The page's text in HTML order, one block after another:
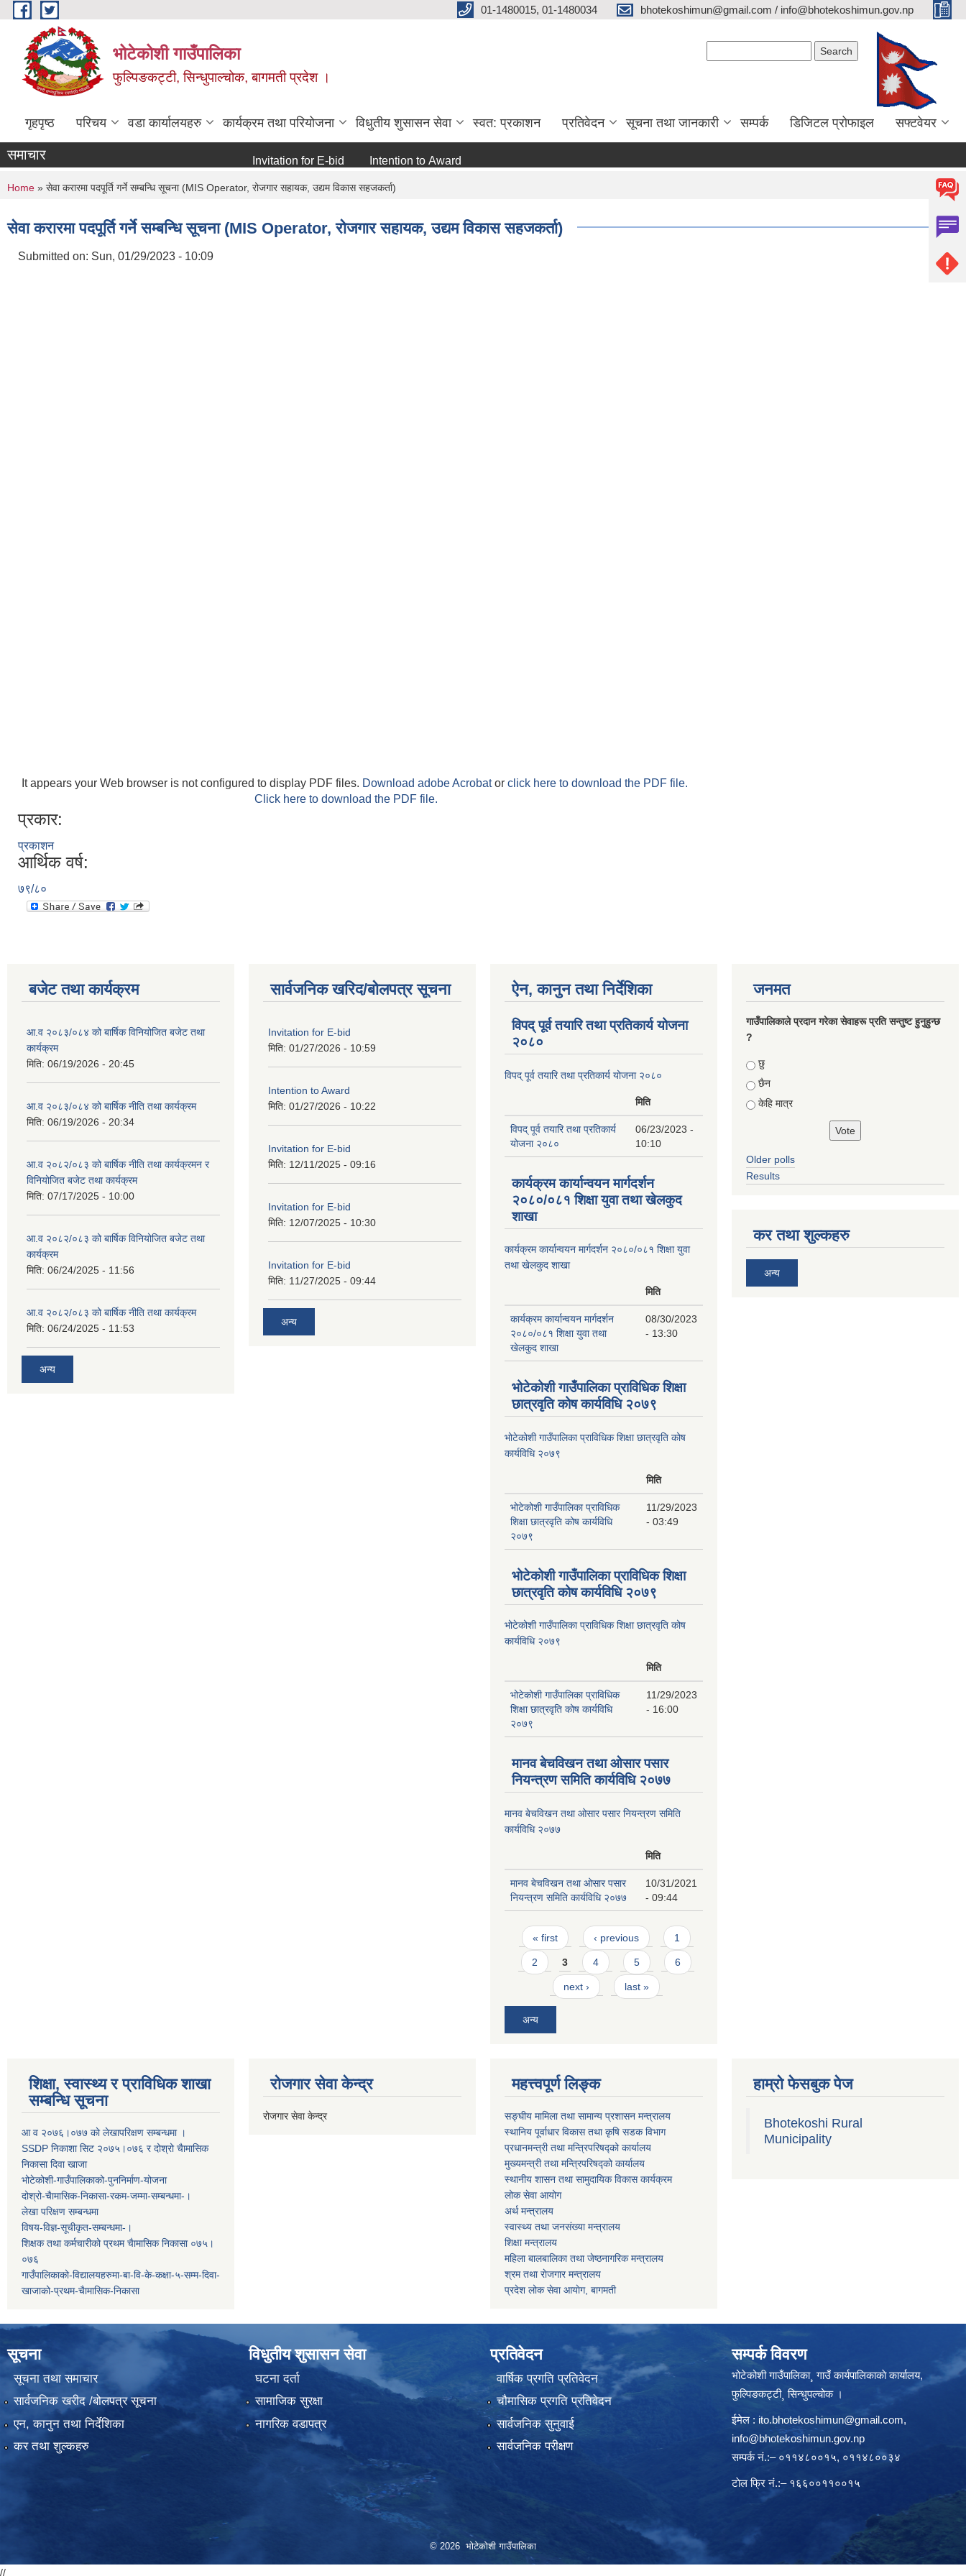
Skip to main content 01-1480015, 01-1480034 bhotekoshimun@gmail.com / info@bhotekoshimun.gov.np
भोटेकोशी गाउँपालिका
फुल्पिङकट्टी, सिन्धुपाल्चोक, बागमती प्रदेश ।
गृहपृष्ठ परिचय वडा कार्यालयहरु कार्यक्रम तथा परियोजना विधुतीय शुसासन सेवा स्वत: प्रकाशन प्रतिवेदन सूचना तथा जानकारी सम्पर्क डिजिटल प्रोफाइल सफ्टवेयर
समाचार Invitation for E-bid Intention to Award जो जस संग सम्बन्धित छ ।
You are here
Home » सेवा करारमा पदपूर्ति गर्ने सम्बन्धि सूचना (MIS Operator, रोजगार सहायक, उद्यम विकास सहजकर्ता)
सेवा करारमा पदपूर्ति गर्ने सम्बन्धि सूचना (MIS Operator, रोजगार सहायक, उद्यम विकास सहजकर्ता)
Submitted on: Sun, 01/29/2023 - 10:09
It appears your Web browser is not configured to display PDF files. Download adobe Acrobator click here to download the PDF file.
Click here to download the PDF file.
प्रकार:
प्रकाशन
आर्थिक वर्ष:
७९/८०
बजेट तथा कार्यक्रम
आ.व २०८३/०८४ को बार्षिक विनियोजित बजेट तथा
कार्यक्रम
मिति: 06/19/2026 - 20:45
आ.व २०८३/०८४ को बार्षिक नीति तथा कार्यक्रम
मिति: 06/19/2026 - 20:34
आ.व २०८२/०८३ को बार्षिक नीति तथा कार्यक्रमन र
विनियोजित बजेट तथा कार्यक्रम
मिति: 07/17/2025 - 10:00
आ.व २०८२/०८३ को बार्षिक विनियोजित बजेट तथा
कार्यक्रम
मिति: 06/24/2025 - 11:56
आ.व २०८२/०८३ को बार्षिक नीति तथा कार्यक्रम
मिति: 06/24/2025 - 11:53
अन्य
सार्वजनिक खरिद/बोलपत्र सूचना
Invitation for E-bid
मिति: 01/27/2026 - 10:59
Intention to Award
मिति: 01/27/2026 - 10:22
Invitation for E-bid
मिति: 12/11/2025 - 09:16
Invitation for E-bid
मिति: 12/07/2025 - 10:30
Invitation for E-bid
मिति: 11/27/2025 - 09:44
अन्य
ऐन, कानुन तथा निर्देशिका
विपद् पूर्व तयारि तथा प्रतिकार्य योजना
२०८०
विपद् पूर्व तयारि तथा प्रतिकार्य योजना २०८०
मिति
विपद् पूर्व तयारि तथा प्रतिकार्य
योजना २०८०
06/23/2023 -
10:10
कार्यक्रम कार्यान्वयन मार्गदर्शन
२०८०/०८१ शिक्षा युवा तथा खेलकुद
शाखा
कार्यक्रम कार्यान्वयन मार्गदर्शन २०८०/०८१ शिक्षा युवा
तथा खेलकुद शाखा
मिति
कार्यक्रम कार्यान्वयन मार्गदर्शन
२०८०/०८१ शिक्षा युवा तथा
खेलकुद शाखा
08/30/2023
- 13:30
भोटेकोशी गाउँपालिका प्राविधिक शिक्षा
छात्रवृति कोष कार्यविधि २०७९
भोटेकोशी गाउँपालिका प्राविधिक शिक्षा छात्रवृति कोष
कार्यविधि २०७९
मिति
भोटेकोशी गाउँपालिका प्राविधिक
शिक्षा छात्रवृति कोष कार्यविधि
२०७९
11/29/2023
- 03:49
भोटेकोशी गाउँपालिका प्राविधिक शिक्षा
छात्रवृति कोष कार्यविधि २०७९
भोटेकोशी गाउँपालिका प्राविधिक शिक्षा छात्रवृति कोष
कार्यविधि २०७९
मिति
भोटेकोशी गाउँपालिका प्राविधिक
शिक्षा छात्रवृति कोष कार्यविधि
२०७९
11/29/2023
- 16:00
मानव बेचविखन तथा ओसार पसार
नियन्त्रण समिति कार्यविधि २०७७
मानव बेचविखन तथा ओसार पसार नियन्त्रण समिति
कार्यविधि २०७७
मिति
मानव बेचविखन तथा ओसार पसार
नियन्त्रण समिति कार्यविधि २०७७
10/31/2021
- 09:44
Pages
« first ‹ previous 1
2 3 4 5 6
next › last »
अन्य
जनमत
गाउँपालिकाले प्रदान गरेका सेवाहरू प्रति सन्तुष्ट हुनुहुन्छ
?
Choices
छु
छैन
केहि मात्र
Older polls
Results
कर तथा शुल्कहरु
अन्य
शिक्षा, स्वास्थ्य र प्राविधिक शाखा
सम्बन्धि सूचना
आ व २०७६।०७७ काे लेखापरिक्षण सम्बन्धमा ।
SSDP निकाशा सिट २०७५।०७६ र दोश्रो चैामासिक
निकासा दिवा खाजा
भोटेकोशी-गाउँपालिकाको-पुननिर्माण-योजना
दोश्रो-चैामासिक-निकासा-रकम-जम्मा-सम्बन्धमा-।
लेखा परिक्षण सम्बन्धमा
विषय-विज्ञ-सूचीकृत-सम्बन्धमा-।
शिक्षक तथा कर्मचारीको प्रथम च‌ैामासिक निकासा ०७५।
०७६
गाउँपालिकाको-विद्यालयहरुमा-बा-वि-के-कक्षा-५-सम्म-दिवा-
खाजाको-प्रथम-चैामासिक-निकासा
रोजगार सेवा केन्द्र
रोजगार सेवा केन्द्र
महत्त्वपूर्ण लिङ्क
सङ्घीय मामिला तथा सामान्य प्रशासन मन्त्रालय
स्थानिय पूर्वाधार विकास तथा कृषि सडक विभाग
प्रधानमन्त्री तथा मन्त्रिपरिषद्को कार्यालय
मुख्यमन्त्री तथा मन्त्रिपरिषद्को कार्यालय
स्थानीय शासन तथा सामुदायिक विकास कार्यक्रम
लोक सेवा आयोग
अर्थ मन्त्रालय
स्वास्थ्य तथा जनस‌ंख्या मन्त्रालय
शिक्षा मन्त्रालय
महिला बालबालिका तथा जेष्ठनागरिक मन्त्रालय
श्रम तथा राेजगार मन्त्रालय
प्रदेश लोक सेवा आयाेग, बागमती
हाम्रो फेसबुक पेज
Bhotekoshi Rural
Municipality
सूचना
सूचना तथा समाचार
सार्वजनिक खरीद /बोलपत्र सूचना
एन, कानुन तथा निर्देशिका
कर तथा शुल्कहरु
विधुतीय शुसासन सेवा
घटना दर्ता
सामाजिक सुरक्षा
नागरिक वडापत्र
प्रतिवेदन
वार्षिक प्रगति प्रतिवेदन
चौमासिक प्रगति प्रतिवेदन
सार्वजनिक सुनुवाई
सार्वजनिक परीक्षण
सम्पर्क विवरण
भोटेकोशी गाउँपालिका¸ गाउँ कार्यपालिकाकाे कार्यालय,
फुल्पिङकट्टी¸ सिन्धुपल्चोक ।
ईमेल : ito.bhotekoshimun@gmail.com,
info@bhotekoshimun.gov.np
सम्पर्क नं.:– ०११४८००१५, ०११४८००३४
टाेल फ्रि नं.:– १६६००११००१५
© 2026 भोटेकोशी गाउँपालिका
//